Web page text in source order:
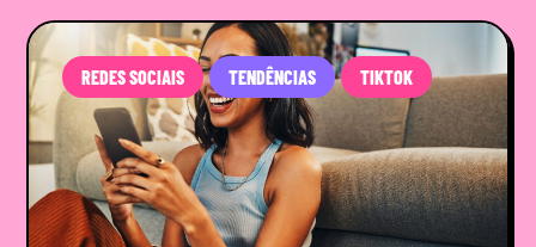
REDES SOCIAIS TENDÊNCIAS TIKTOK